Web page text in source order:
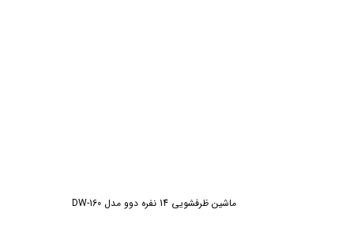
ماشین ظرفشویی 14 نفره دوو مدل DW-160